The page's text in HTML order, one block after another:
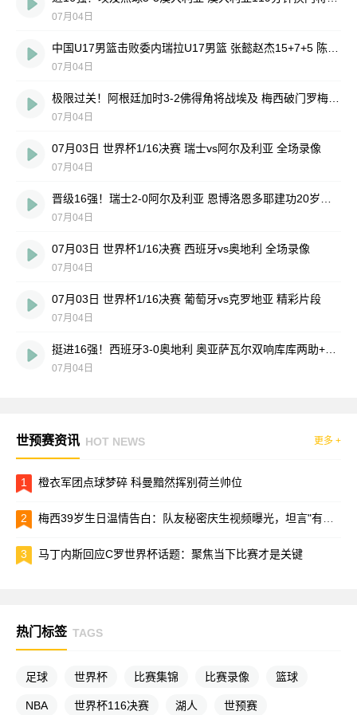
07月04日
07月04日
07月04日
07月03日 世界杯1/16决赛 瑞士vs阿尔及利亚 全场录像
07月04日
07月04日
07月03日 世界杯1/16决赛 西班牙vs奥地利 全场录像
07月04日
07月03日 世界杯1/16决赛 葡萄牙vs克罗地亚 精彩片段
07月04日
07月04日
世预赛资讯 HOT NEWS 更多 +
1 橙衣军团点球梦碎 科曼黯然挥别荷兰帅位
2 梅西39岁生日温情告白：队友秘密庆生视频曝光，坦言"有你们在就能战胜一切"
3 马丁内斯回应C罗世界杯话题：聚焦当下比赛才是关键
热门标签 TAGS
足球 世界杯 比赛集锦 比赛录像 篮球
NBA 世界杯116决赛 湖人 世预赛